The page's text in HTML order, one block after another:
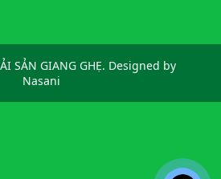
SẢN GIANG GHẸ. Designed by
Nasani